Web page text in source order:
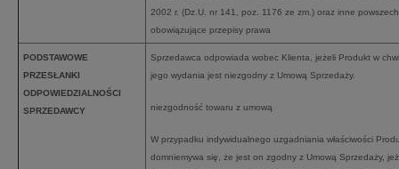
2002 r. (Dz.U. nr 141, poz. 1176 ze zm.) oraz inne
obowiązujące przepisy prawa
PODSTAWOWE
PRZESŁANKI
ODPOWIEDZIALNOŚCI
SPRZEDAWCY
Sprzedawca odpowiada wobec Klienta, jeżeli Produkt w
jego wydania jest niezgodny z Umową Sprzedaży.
niezgodność towaru z umową
W przypadku indywidualnego uzgadniania właściwości
domniemywa się, że jest on zgodny z Umową Sprzedaży,